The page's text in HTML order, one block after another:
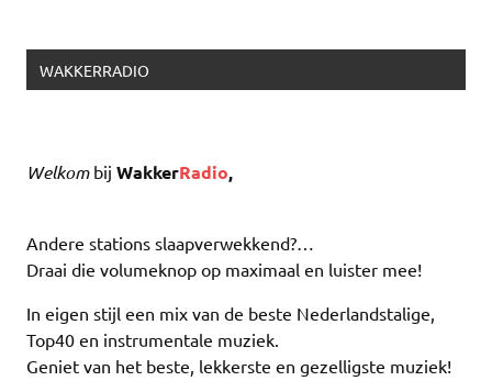
WAKKERRADIO
Welkombij WakkerRadio,
Andere stations slaapverwekkend?…
Draai die volumeknop op maximaal en luister mee!
In eigen stijl een mix van de beste Nederlandstalige,
Top40 en instrumentale muziek.
Geniet van het beste, lekkerste en gezelligste muziek!